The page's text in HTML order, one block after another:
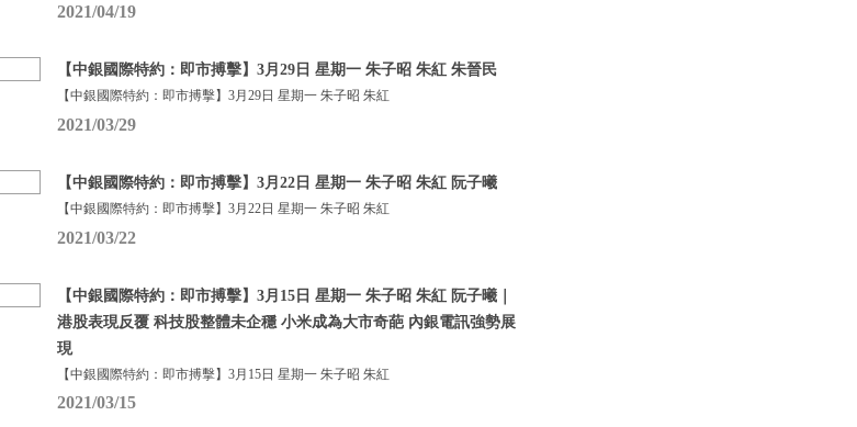
2021/04/19
【中銀國際特約：即市搏擊】3月29日 星期一 朱子昭 朱紅 朱晉民
【中銀國際特約：即市搏擊】3月29日 星期一 朱子昭 朱紅
2021/03/29
【中銀國際特約：即市搏擊】3月22日 星期一 朱子昭 朱紅 阮子曦
【中銀國際特約：即市搏擊】3月22日 星期一 朱子昭 朱紅
2021/03/22
【中銀國際特約：即市搏擊】3月15日 星期一 朱子昭 朱紅 阮子曦｜
港股表現反覆 科技股整體未企穩 小米成為大市奇葩 內銀電訊強勢展
現
【中銀國際特約：即市搏擊】3月15日 星期一 朱子昭 朱紅
2021/03/15